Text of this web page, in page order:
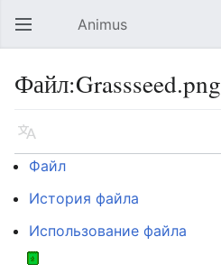
Открыть главное меню Animus
Файл:Grassseed.png
Язык
Файл
История файла
Использование файла